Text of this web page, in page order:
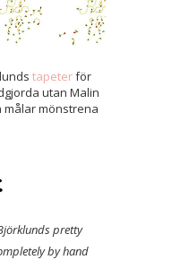
tapeterför
utan Malin
målar mönstrena
pretty
by hand